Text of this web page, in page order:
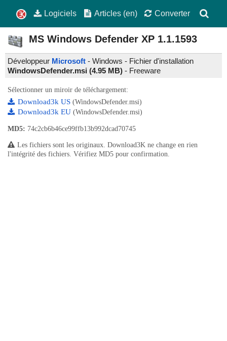
Logiciels Articles (en) Converter
MS Windows Defender XP 1.1.1593
Développeur Microsoft - Windows - Fichier d'installation
WindowsDefender.msi (4.95 MB) - Freeware
Sélectionner un miroir de téléchargement:
Download3k US (WindowsDefender.msi)
Download3k EU (WindowsDefender.msi)
MD5: 74c2cb6b46ce99ffb13b992dcad70745
Les fichiers sont les originaux. Download3K ne change en rien
l'intégrité des fichiers. Vérifiez MD5 pour confirmation.